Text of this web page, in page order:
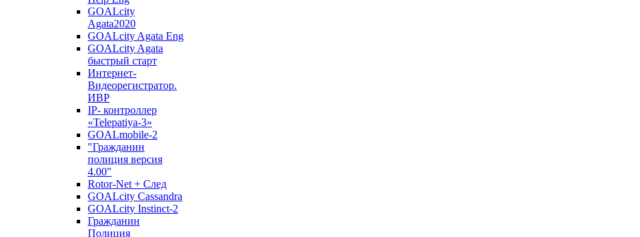
GOALcity
Agata2020
GOALcity Agata Eng
GOALcity Agata
быстрый старт
Интернет-
Видеорегистратор.
ИВР
IP- контроллер
«Telepatiya-3»
GOALmobile-2
"Гражданин
полиция версия
4.00"
Rotor-Net + След
GOALcity Cassandra
GOALcity Instinct-2
Гражданин
Полиция